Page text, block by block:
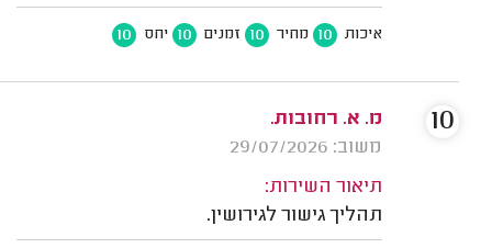
איכות 10 מחיר 10 זמנים 10 יחס 10
מ. א. רחובות.
משוב: 29/07/2026
תיאור השירות:
תהליך גישור לגירושין.
10